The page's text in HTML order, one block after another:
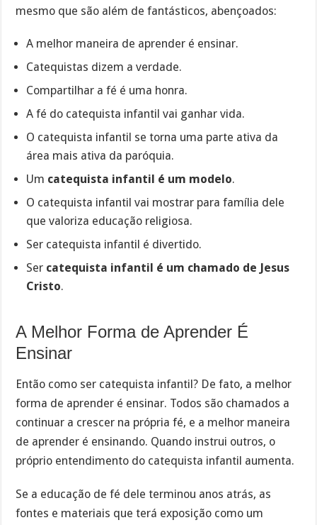
mesmo que são além de fantásticos, abençoados:
A melhor maneira de aprender é ensinar.
Catequistas dizem a verdade.
Compartilhar a fé é uma honra.
A fé do catequista infantil vai ganhar vida.
O catequista infantil se torna uma parte ativa da
área mais ativa da paróquia.
Um catequista infantil é um modelo.
O catequista infantil vai mostrar para família dele
que valoriza educação religiosa.
Ser catequista infantil é divertido.
Ser catequista infantil é um chamado de Jesus
Cristo.
A Melhor Forma de Aprender É
Ensinar
Então como ser catequista infantil? De fato, a melhor
forma de aprender é ensinar. Todos são chamados a
continuar a crescer na própria fé, e a melhor maneira
de aprender é ensinando. Quando instrui outros, o
próprio entendimento do catequista infantil aumenta.
Se a educação de fé dele terminou anos atrás, as
fontes e materiais que terá exposição como um